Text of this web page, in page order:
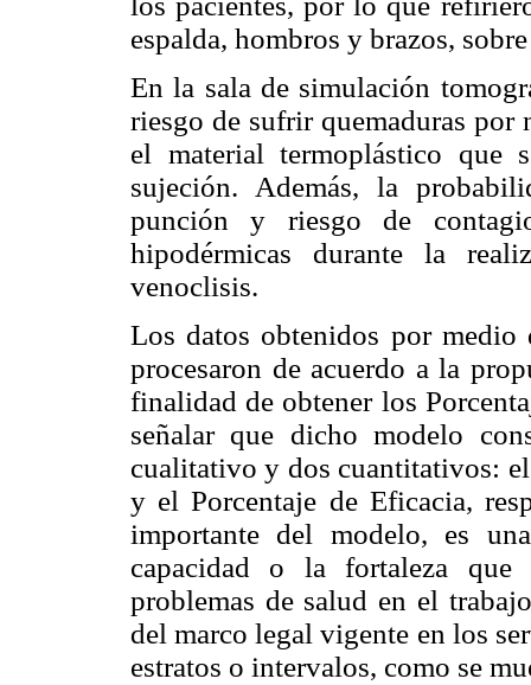
espalda, hombros y brazos,
En la sala de simulación
riesgo de sufrir quemaduras
el material termoplástico que
sujeción. Además, la
punción y riesgo de
hipodérmicas durante la
venoclisis.
Los datos obtenidos por
procesaron de acuerdo a la
finalidad de obtener los
señalar que dicho modelo
cualitativo y dos cuantitativos:
y el Porcentaje de Eficacia,
importante del modelo, es
capacidad o la fortaleza que
problemas de salud en el
del marco legal vigente en los
estratos o intervalos, como se